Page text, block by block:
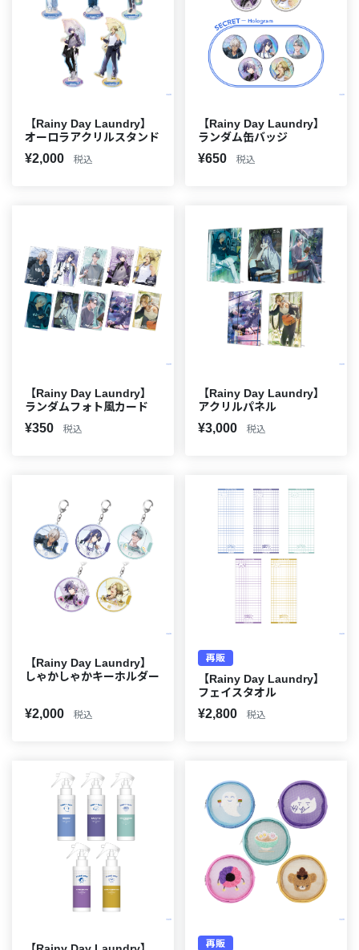
【Rainy Day Laundry】
オーロラアクリルスタンド
¥2,000 税込
【Rainy Day Laundry】
ランダム缶バッジ
¥650 税込
【Rainy Day Laundry】
ランダムフォト風カード
¥350 税込
【Rainy Day Laundry】
アクリルパネル
¥3,000 税込
【Rainy Day Laundry】
しゃかしゃかキーホルダー
¥2,000 税込
再販
【Rainy Day Laundry】
フェイスタオル
¥2,800 税込
再販